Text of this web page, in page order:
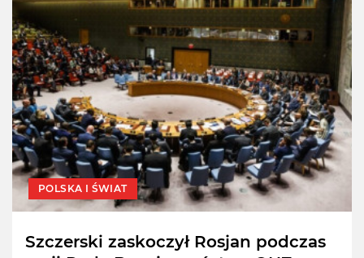
POLSKA I ŚWIAT
Szczerski zaskoczył Rosjan podczas